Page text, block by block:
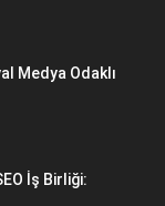
Medya Odaklı
İş Birliği: